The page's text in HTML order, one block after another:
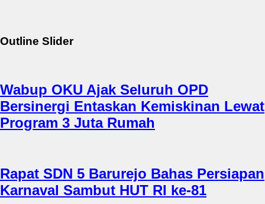
Outline Slider
Wabup OKU Ajak Seluruh OPD
Bersinergi Entaskan Kemiskinan Lewat
Program 3 Juta Rumah
Rapat SDN 5 Barurejo Bahas Persiapan
Karnaval Sambut HUT RI ke-81